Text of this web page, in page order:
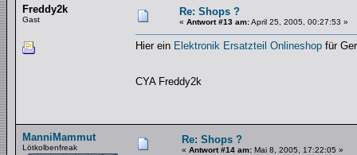
Freddy2k
Gast
Re: Shops ?
« Antwort #13 am:April 25, 2005, 00:27:53 »
Hier ein Elektronik Ersatzteil Onlineshop für
CYA Freddy2k
ManniMammut
Lötkolbenfreak
Re: Shops ?
« Antwort #14 am: Mai 8, 2005, 17:22:05 »